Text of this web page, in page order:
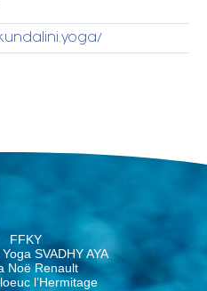
FFKY
SVADHY AYA
Noë Renault
l’Hermitage